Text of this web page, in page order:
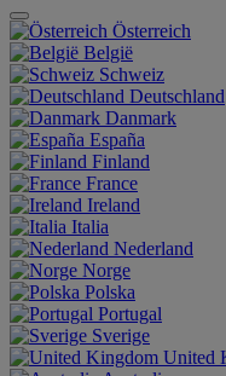
Österreich
België
Schweiz
Deutschland
Danmark
España
Finland
France
Ireland
Italia
Nederland
Norge
Polska
Portugal
Sverige
United